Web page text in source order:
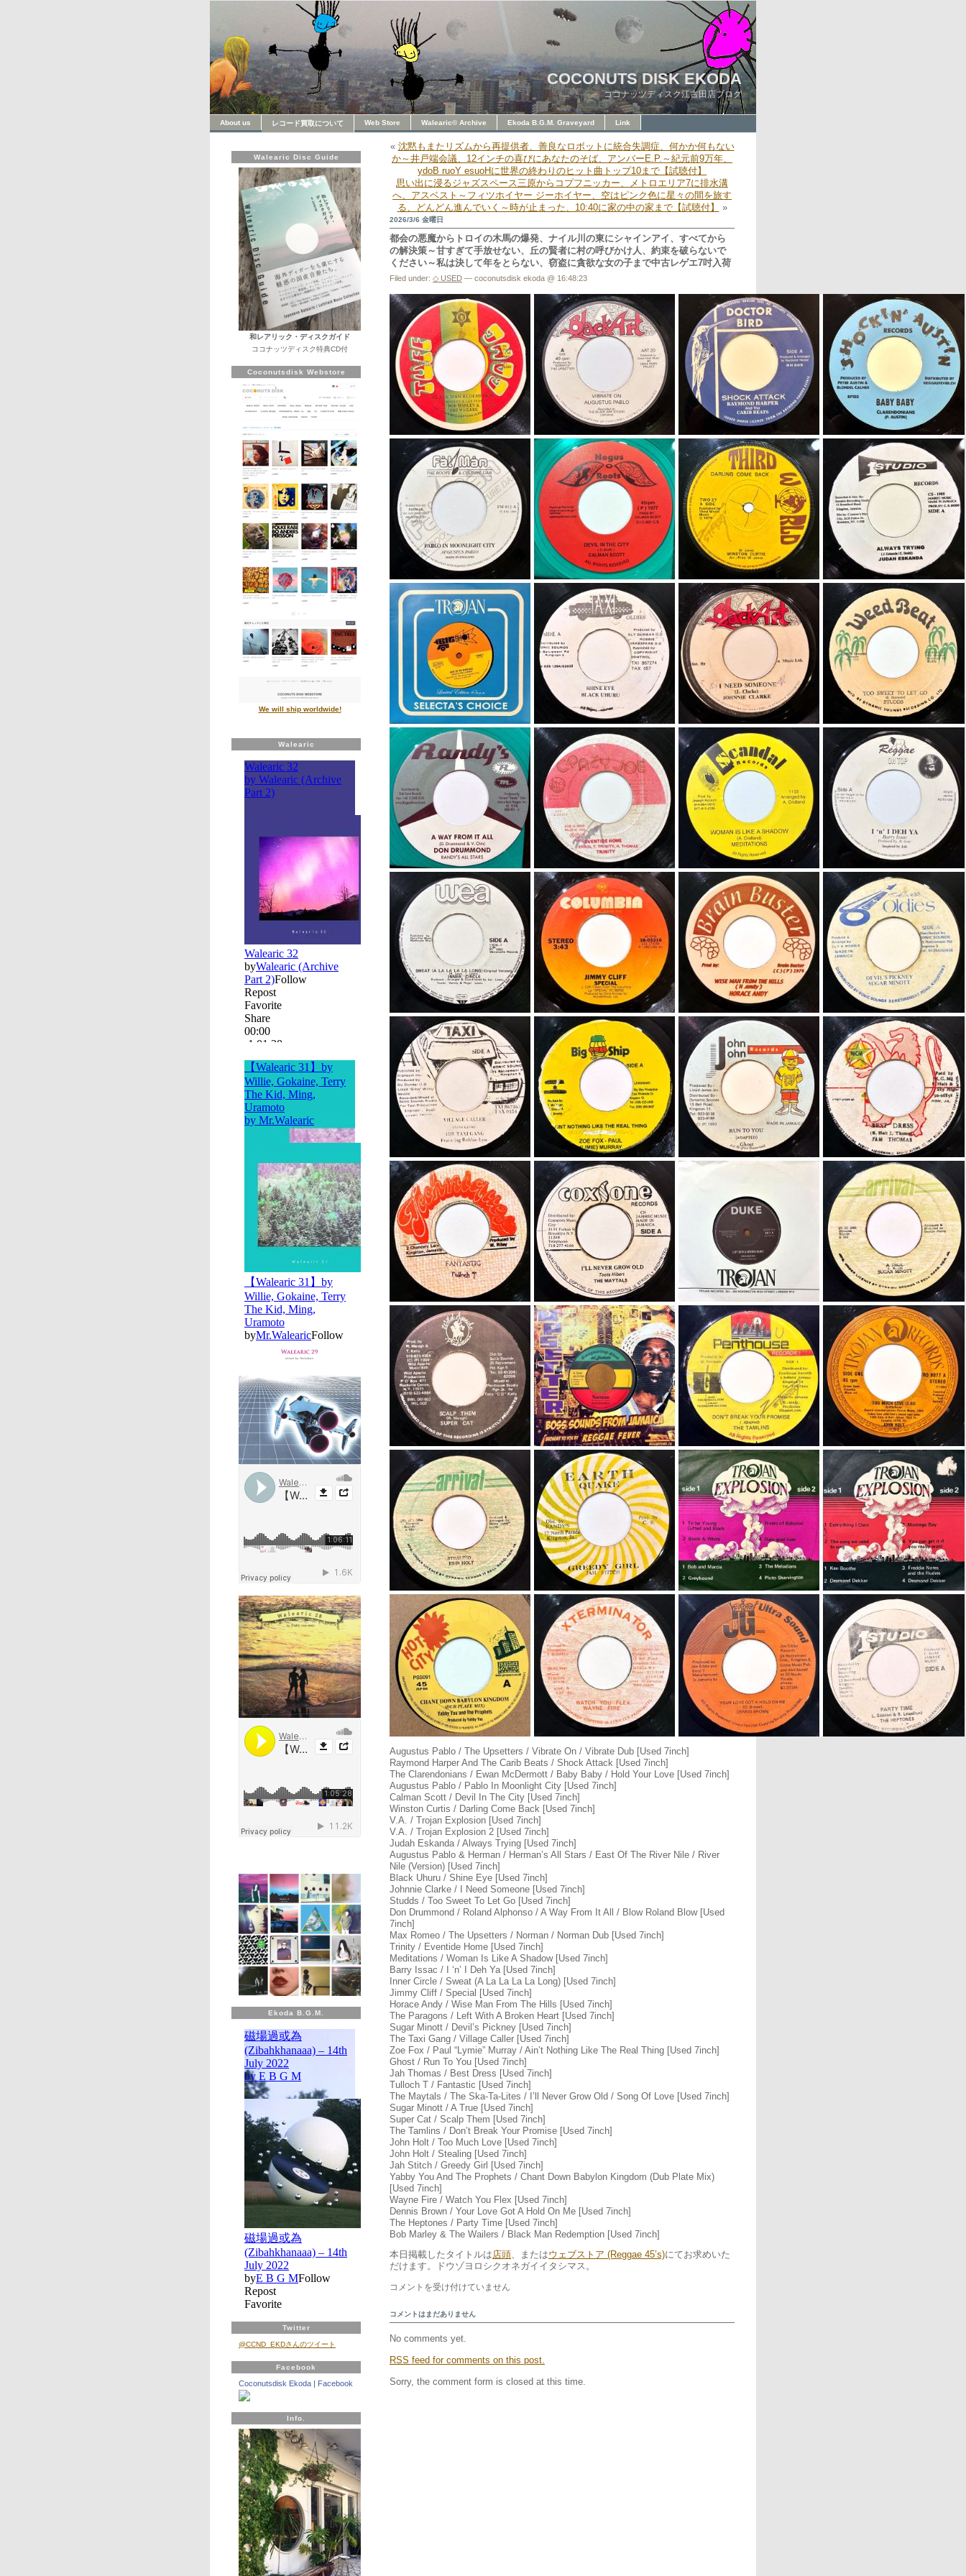
COCONUTS DISK EKODA
ココナッツディスク江古田店ブログ
About us レコード買取について Web Store Walearic© Archive Ekoda B.G.M. Graveyard Link
« 沈黙もまたリズムから再提供者、善良なロボットに統合失調症、何かか何もない
か～井戸端会議、12インチの喜びにあなたのそば、アンバーE.P.～紀元前9万年、
ydoB ruoY esuoHに世界の終わりのヒット曲トップ10まで【試聴付】
思い出に浸るジャズスペース三原からコプフニッカー、メトロエリア7に排水溝
へ、アスベスト～フィツホイヤー ジーホイヤー、空はピンク色に星々の間を旅す
る、どんどん進んでいく～時が止まった、10:40に家の中の家まで【試聴付】
»
2026/3/6 金曜日
都会の悪魔からトロイの木馬の爆発、ナイル川の東にシャインアイ、すべてから
の解決策～甘すぎて手放せない、丘の賢者に村の呼びかけ人、約束を破らないで
ください～私は決して年をとらない、窃盗に貪欲な女の子まで中古レゲエ7吋入荷
Filed under: ◇ USED — coconutsdisk ekoda @ 16:48:23
Augustus Pablo / The Upsetters / Vibrate On / Vibrate Dub [Used 7inch]
Raymond Harper And The Carib Beats / Shock Attack [Used 7inch]
The Clarendonians / Ewan McDermott / Baby Baby / Hold Your Love [Used 7inch]
Augustus Pablo / Pablo In Moonlight City [Used 7inch]
Calman Scott / Devil In The City [Used 7inch]
Winston Curtis / Darling Come Back [Used 7inch]
V.A. / Trojan Explosion [Used 7inch]
V.A. / Trojan Explosion 2 [Used 7inch]
Judah Eskanda / Always Trying [Used 7inch]
Augustus Pablo & Herman / Herman’s All Stars / East Of The River Nile / River
Nile (Version) [Used 7inch]
Black Uhuru / Shine Eye [Used 7inch]
Johnnie Clarke / I Need Someone [Used 7inch]
Studds / Too Sweet To Let Go [Used 7inch]
Don Drummond / Roland Alphonso / A Way From It All / Blow Roland Blow [Used
7inch]
Max Romeo / The Upsetters / Norman / Norman Dub [Used 7inch]
Trinity / Eventide Home [Used 7inch]
Meditations / Woman Is Like A Shadow [Used 7inch]
Barry Issac / I ‘n’ I Deh Ya [Used 7inch]
Inner Circle / Sweat (A La La La La Long) [Used 7inch]
Jimmy Cliff / Special [Used 7inch]
Horace Andy / Wise Man From The Hills [Used 7inch]
The Paragons / Left With A Broken Heart [Used 7inch]
Sugar Minott / Devil’s Pickney [Used 7inch]
The Taxi Gang / Village Caller [Used 7inch]
Zoe Fox / Paul “Lymie” Murray / Ain’t Nothing Like The Real Thing [Used 7inch]
Ghost / Run To You [Used 7inch]
Jah Thomas / Best Dress [Used 7inch]
Tulloch T / Fantastic [Used 7inch]
The Maytals / The Ska-Ta-Lites / I’ll Never Grow Old / Song Of Love [Used 7inch]
Sugar Minott / A True [Used 7inch]
Super Cat / Scalp Them [Used 7inch]
The Tamlins / Don’t Break Your Promise [Used 7inch]
John Holt / Too Much Love [Used 7inch]
John Holt / Stealing [Used 7inch]
Jah Stitch / Greedy Girl [Used 7inch]
Yabby You And The Prophets / Chant Down Babylon Kingdom (Dub Plate Mix)
[Used 7inch]
Wayne Fire / Watch You Flex [Used 7inch]
Dennis Brown / Your Love Got A Hold On Me [Used 7inch]
The Heptones / Party Time [Used 7inch]
Bob Marley & The Wailers / Black Man Redemption [Used 7inch]
本日掲載したタイトルは店頭、またはウェブストア (Reggae 45’s)にてお求めいた
だけます。ドウゾヨロシクオネガイイタシマス。
都
の
悪
魔
ら
ロ
コメントを受け付けていません
コメントはまだありません
No comments yet.
RSS feed for comments on this post.
Sorry, the comment form is closed at this time.
Walearic Disc Guide
和レアリック・ディスクガイド
ココナッツディスク特典CD付
Coconutsdisk Webstore
We will ship worldwide!
Walearic
Ekoda B.G.M.
Twitter
@CCND_EKDさんのツイート
Facebook
Coconutsdisk Ekoda | Facebook
Info.